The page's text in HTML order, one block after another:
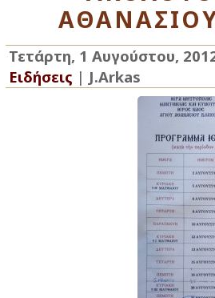
Τετάρτη, 1 Αυγούστου,
Ειδήσεις | J.Arkas